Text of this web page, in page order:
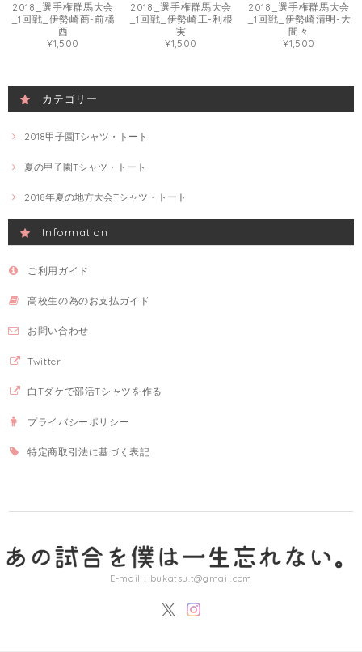
2018_選手権群馬大会
_1回戦_伊勢崎商-前橋
西
¥1,500
2018_選手権群馬大会
_1回戦_伊勢崎工-利根
実
¥1,500
2018_選手権群馬大会
_1回戦_伊勢崎清明-大
間々
¥1,500
カテゴリー
2018甲子園Tシャツ・トート
夏の甲子園Tシャツ・トート
2018年夏の地方大会Tシャツ・トート
Information
ご利用ガイド
高校生の為のお支払ガイド
お問い合わせ
Twitter
白Tダケで部活Tシャツを作る
プライバシーポリシー
特定商取引法に基づく表記
E-mail： bukatsu.t@gmail.com